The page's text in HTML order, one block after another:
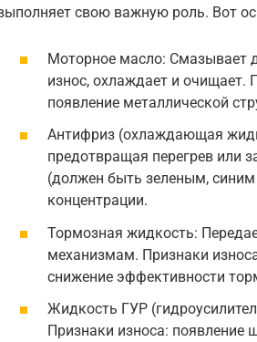
свою важную роль. Вот
Моторное масло: Смазывает
износ, охлаждает и очищает.
появление металлической
Антифриз (охлаждающая
предотвращая перегрев или
(должен быть зеленым,
концентрации.
Тормозная жидкость:
механизмам. Признаки
снижение эффективности
Жидкость ГУР
Признаки износа: появление